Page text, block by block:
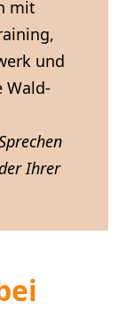
mit
und
Wald-
Ihrer